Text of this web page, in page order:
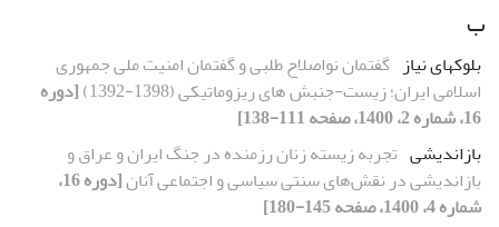
ب
بلوکهای نیاز گفتمان نواصلاح طلبی و گفتمان امنیت ملی جمهوری
اسلامی ایران؛ زیست-جنبش های ریزوماتیکی (1398-1392)
[دوره
16، شماره 2، 1400، صفحه 111-138]
بازاندیشی تجربه زیسته زنان رزمنده در جنگ ایران و عراق و
بازاندیشی در نقش‌های سنتی سیاسی و اجتماعی آنان
[دوره 16،
شماره 4، 1400، صفحه 145-180]